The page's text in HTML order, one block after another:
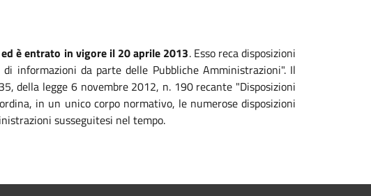
è entrato in vigore il 20 aprile 2013. Esso reca disposizioni
informazioni da parte delle Pubbliche Amministrazioni". Il
della legge 6 novembre 2012, n. 190 recante "Disposizioni
in un unico corpo normativo, le numerose disposizioni
susseguitesi nel tempo.